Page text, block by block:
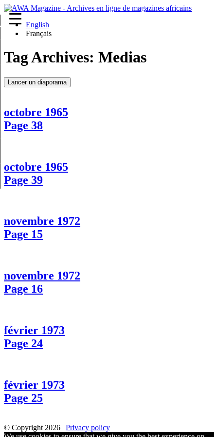
English
Français
Tag Archives: Medias
Lancer un diaporama
octobre 1965
Page 38
octobre 1965
Page 39
novembre 1972
Page 15
novembre 1972
Page 16
février 1973
Page 24
février 1973
Page 25
© Copyright 2026 | Privacy policy